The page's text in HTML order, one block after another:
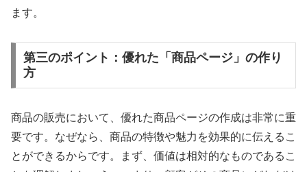
ます。
第三のポイント：優れた「商品ページ」の作り
方
商品の販売において、優れた商品ページの作成は非常に重
要です。なぜなら、商品の特徴や魅力を効果的に伝えるこ
とができるからです。まず、価値は相対的なものであるこ